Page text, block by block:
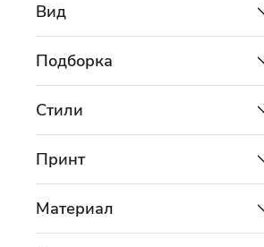
Вид
Подборка
Стили
Принт
Материал